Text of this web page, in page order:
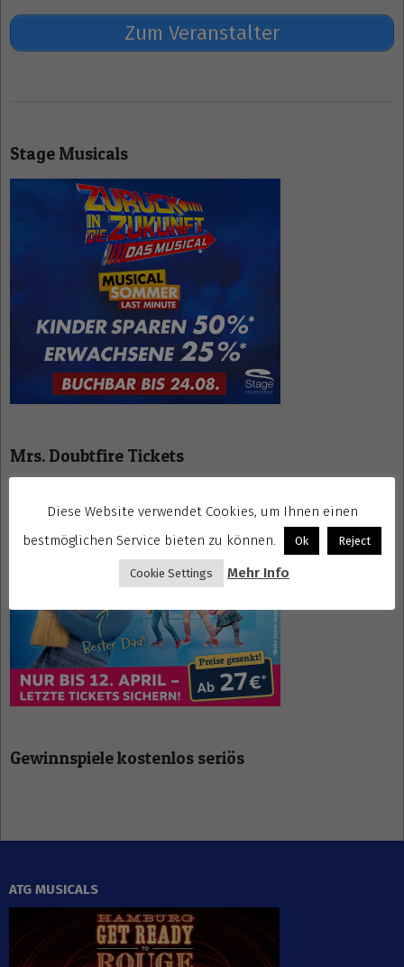
Zum Veranstalter
15
Stage Musicals
Mrs. Doubtfire Tickets
Gewinnspiele kostenlos seriös
ATG MUSICALS
Diese Website verwendet Cookies, um Ihnen einen
bestmöglichen Service bieten zu können.
Ok Reject
Cookie Settings Mehr Info